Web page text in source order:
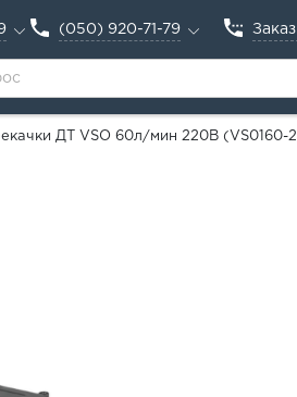
(050) 920-71-79
ДТ VSO 60л/мин 220В (VS0160-